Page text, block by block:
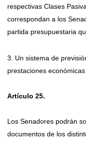
respectivas Clases
correspondan a los
partida presupuestaria
3. Un sistema de
prestaciones
Artículo 25.
Los Senadores podrán
documentos de los